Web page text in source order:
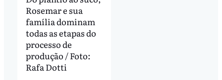
Rosemar e sua
família dominam
todas as etapas do
processo de
produção / Foto:
Rafa Dotti